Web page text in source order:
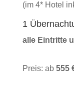
(im 4* Hotel
1
alle Eintritte
Preis: ab 555